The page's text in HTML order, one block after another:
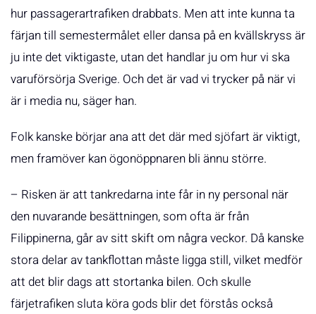
hur passagerartrafiken drabbats. Men att inte kunna ta
färjan till semestermålet eller dansa på en kvällskryss är
ju inte det viktigaste, utan det handlar ju om hur vi ska
varuförsörja Sverige. Och det är vad vi trycker på när vi
är i media nu, säger han.
Folk kanske börjar ana att det där med sjöfart är viktigt,
men framöver kan ögonöppnaren bli ännu större.
– Risken är att tankredarna inte får in ny personal när
den nuvarande besättningen, som ofta är från
Filippinerna, går av sitt skift om några veckor. Då kanske
stora delar av tankflottan måste ligga still, vilket medför
att det blir dags att stortanka bilen. Och skulle
färjetrafiken sluta köra gods blir det förstås också